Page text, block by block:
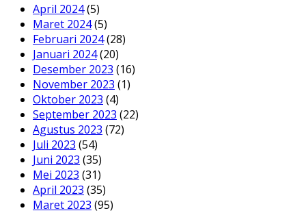
April 2024(5)
Maret 2024(5)
Februari 2024(28)
Januari 2024(20)
Desember 2023 (16)
November 2023 (1)
Oktober 2023 (4)
September 2023 (22)
Agustus 2023 (72)
Juli 2023 (54)
Juni 2023 (35)
Mei 2023 (31)
April 2023 (35)
Maret 2023 (95)